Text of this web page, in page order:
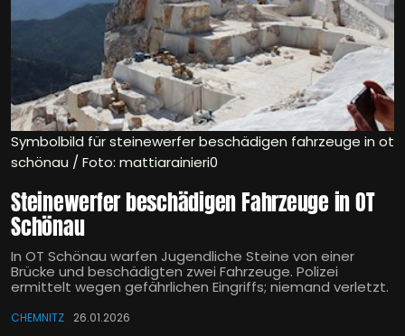
Symbolbild für steinewerfer beschädigen fahrzeuge in ot
schönau / Foto: mattiarainieri0
Steinewerfer beschädigen Fahrzeuge in OT
Schönau
In OT Schönau warfen Jugendliche Steine von einer
Brücke und beschädigten zwei Fahrzeuge. Polizei
ermittelt wegen gefährlichen Eingriffs; niemand verletzt.
CHEMNITZ 26.01.2026